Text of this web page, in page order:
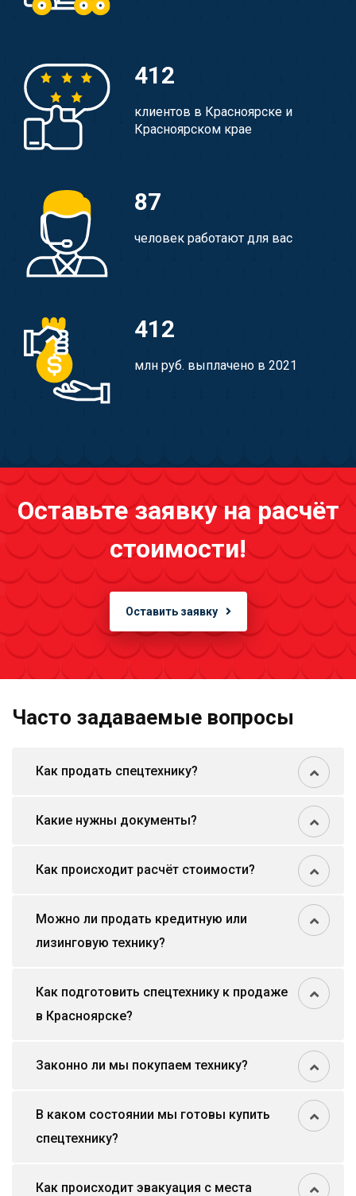
412
клиентов в Красноярске и
Красноярском крае
87
человек работают для вас
412
млн руб. выплачено в 2021
Оставьте заявку на расчёт
стоимости!
Оставить заявку
Часто задаваемые вопросы
Как продать спецтехнику?
Какие нужны документы?
Как происходит расчёт стоимости?
Можно ли продать кредитную или
лизинговую технику?
Как подготовить спецтехнику к продаже
в Красноярске?
Законно ли мы покупаем технику?
В каком состоянии мы готовы купить
спецтехнику?
Как происходит эвакуация с места